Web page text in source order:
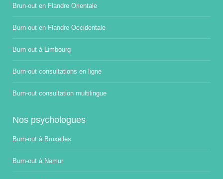
Brun-out en Flandre Orientale
Burn-out en Flandre Occidentale
Burn-out à Limbourg
Burn-out consultations en ligne
Burn-out consultation multilingue
Nos psychologues
Burn-out à Bruxelles
Burn-out à Namur